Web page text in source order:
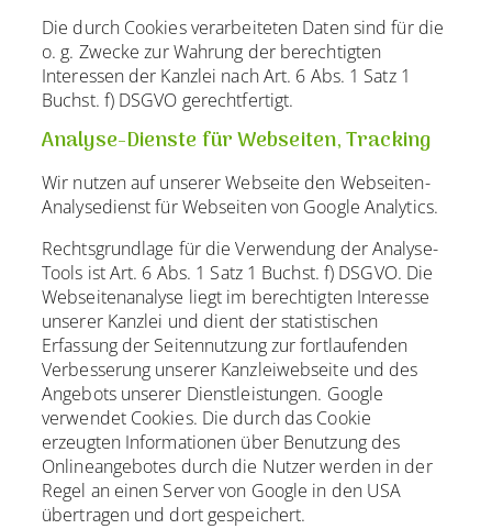
Die durch Cookies verarbeiteten Daten sind für die
o. g. Zwecke zur Wahrung der berechtigten
Interessen der Kanzlei nach Art. 6 Abs. 1 Satz 1
Buchst. f) DSGVO gerechtfertigt.
Analyse-Dienste für Webseiten, Tracking
Wir nutzen auf unserer Webseite den Webseiten-
Analysedienst für Webseiten von Google Analytics.
Rechtsgrundlage für die Verwendung der Analyse-
Tools ist Art. 6 Abs. 1 Satz 1 Buchst. f) DSGVO. Die
Webseitenanalyse liegt im berechtigten Interesse
unserer Kanzlei und dient der statistischen
Erfassung der Seitennutzung zur fortlaufenden
Verbesserung unserer Kanzleiwebseite und des
Angebots unserer Dienstleistungen. Google
verwendet Cookies. Die durch das Cookie
erzeugten Informationen über Benutzung des
Onlineangebotes durch die Nutzer werden in der
Regel an einen Server von Google in den USA
übertragen und dort gespeichert.